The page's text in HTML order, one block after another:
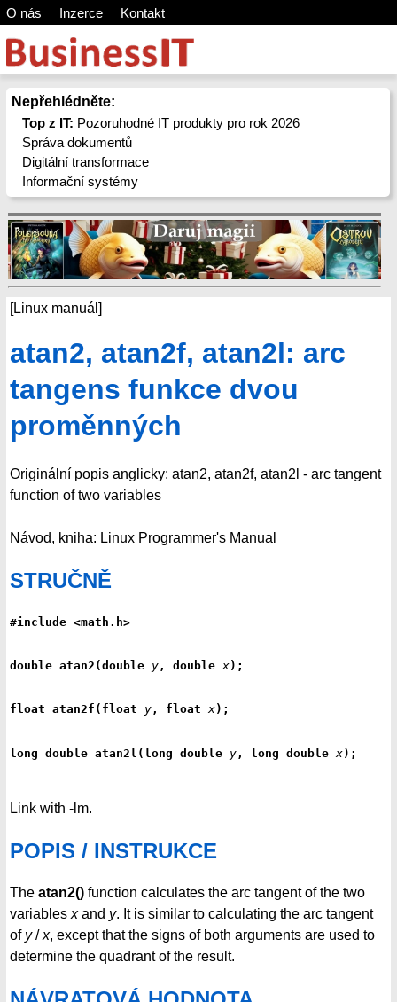
O nás Inzerce Kontakt
Nepřehlédněte:
Top z IT: Pozoruhodné IT produkty pro rok 2026
Správa dokumentů
Digitální transformace
Informační systémy
[Linux manuál]
atan2, atan2f, atan2l: arc
tangens funkce dvou
proměnných
Originální popis anglicky: atan2, atan2f, atan2l - arc tangent
function of two variables
Návod, kniha: Linux Programmer's Manual
STRUČNĚ
#include <math.h>
double atan2(double y , double x);
float atan2f(float y, float x);
long double atan2l(long double y , long double x);
Link with -lm.
POPIS / INSTRUKCE
The atan2() function calculates the arc tangent of the two
variables xand y. It is similar to calculating the arc tangent
of y/x, except that the signs of both arguments are used to
determine the quadrant of the result.